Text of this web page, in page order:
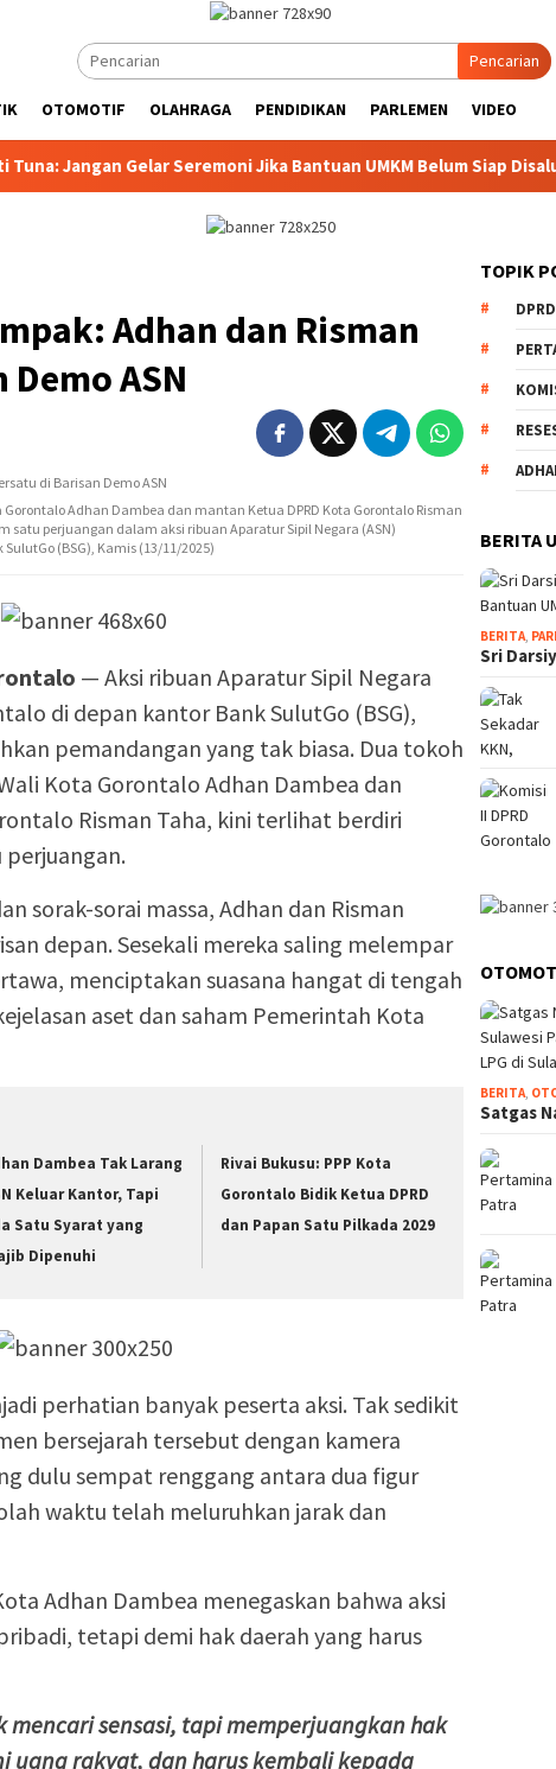
Pencarian
OTOMOTIF OLAHRAGA PENDIDIKAN PARLEMEN VIDEO
Gelar Seremoni Jika Bantuan UMKM Belum Siap Disalurkan
Adhan dan Risman
ASN
Adhan Dambea dan mantan Ketua DPRD Kota Gorontalo Risman
perjuangan dalam aksi ribuan Aparatur Sipil Negara (ASN)
(BSG), Kamis (13/11/2025)
— Aksi ribuan Aparatur Sipil Negara
di depan kantor Bank SulutGo (BSG),
pemandangan yang tak biasa. Dua tokoh
Kota Gorontalo Adhan Dambea dan
Risman Taha, kini terlihat berdiri
sorak-sorai massa, Adhan dan Risman
depan. Sesekali mereka saling melempar
menciptakan suasana hangat di tengah
aset dan saham Pemerintah Kota
Dambea Tak Larang
Keluar Kantor, Tapi
Satu Syarat yang
Dipenuhi
Rivai Bukusu: PPP Kota
Gorontalo Bidik Ketua DPRD
dan Papan Satu Pilkada 2029
perhatian banyak peserta aksi. Tak sedikit
bersejarah tersebut dengan kamera
dulu sempat renggang antara dua figur
waktu telah meluruhkan jarak dan
Adhan Dambea menegaskan bahwa aksi
tetapi demi hak daerah yang harus
mencari sensasi, tapi memperjuangkan hak
uang rakyat, dan harus kembali kepada
TOPIK
BERITA
BERITA,
Sri
BERITA,
Satgas